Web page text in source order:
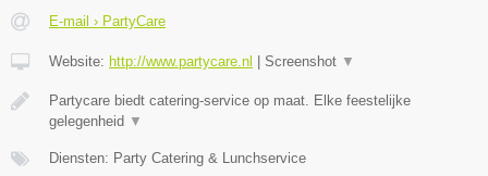
E-mail › PartyCare
Website: http://www.partycare.nl Screenshot ▼
Partycare biedt catering-service op maat. Elke feestelijke
gelegenheid ▼
Diensten: Party Catering & Lunchservice